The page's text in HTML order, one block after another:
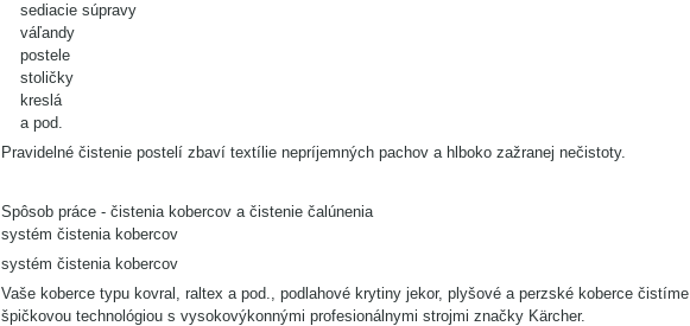
sediacie súpravy
váľandy
postele
stoličky
kreslá
a pod.
Pravidelné čistenie postelí zbaví textílie nepríjemných pachov a hlboko zažranej nečistoty.
Spôsob práce - čistenia kobercov a čistenie čalúnenia
systém čistenia kobercov
systém čistenia kobercov
Vaše koberce typu kovral, raltex a pod., podlahové krytiny jekor, plyšové a perzské koberce čistíme
špičkovou technológiou s vysokovýkonnými profesionálnymi strojmi značky Kärcher.